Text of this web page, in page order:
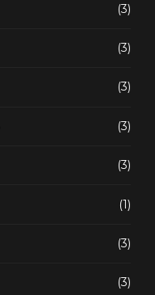
(3)
(3)
(3)
(3)
(3)
(1)
(3)
(3)